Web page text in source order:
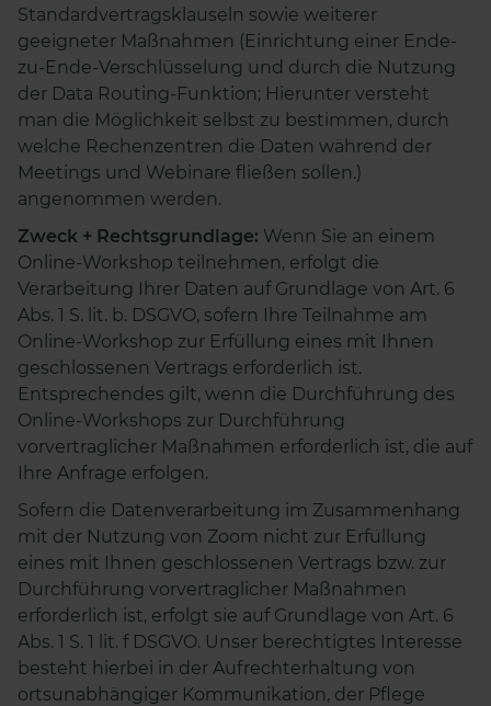
Standardvertragsklauseln sowie weiterer
geeigneter Maßnahmen (Einrichtung einer Ende-
zu-Ende-Verschlüsselung und durch die Nutzung
der Data Routing-Funktion; Hierunter versteht
man die Möglichkeit selbst zu bestimmen, durch
welche Rechenzentren die Daten während der
Meetings und Webinare fließen sollen.)
angenommen werden.
Zweck + Rechtsgrundlage: Wenn Sie an einem
Online-Workshop teilnehmen, erfolgt die
Verarbeitung Ihrer Daten auf Grundlage von Art. 6
Abs. 1 S. lit. b. DSGVO, sofern Ihre Teilnahme am
Online-Workshop zur Erfüllung eines mit Ihnen
geschlossenen Vertrags erforderlich ist.
Entsprechendes gilt, wenn die Durchführung des
Online-Workshops zur Durchführung
vorvertraglicher Maßnahmen erforderlich ist, die auf
Ihre Anfrage erfolgen.
Sofern die Datenverarbeitung im Zusammenhang
mit der Nutzung von Zoom nicht zur Erfüllung
eines mit Ihnen geschlossenen Vertrags bzw. zur
Durchführung vorvertraglicher Maßnahmen
erforderlich ist, erfolgt sie auf Grundlage von Art. 6
Abs. 1 S. 1 lit. f DSGVO. Unser berechtigtes Interesse
besteht hierbei in der Aufrechterhaltung von
ortsunabhängiger Kommunikation, der Pflege